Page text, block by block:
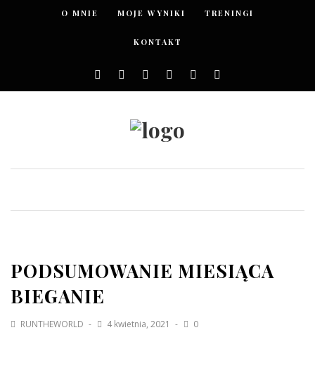
O MNIE MOJE WYNIKI TRENINGI
KONTAKT
PODSUMOWANIE MIESIĄCA
BIEGANIE
RUNTHEWORLD 4 kwietnia, 2021 0